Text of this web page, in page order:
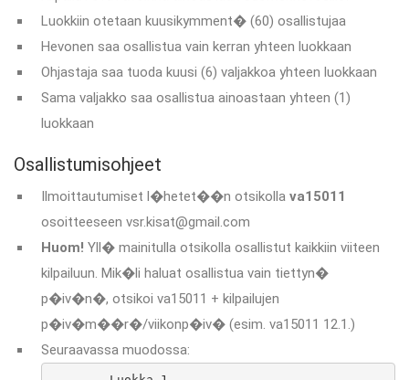
Luokkiin otetaan kuusikymment� (60) osallistujaa
Hevonen saa osallistua vain kerran yhteen luokkaan
Ohjastaja saa tuoda kuusi (6) valjakkoa yhteen luokkaan
Sama valjakko saa osallistua ainoastaan yhteen (1)
luokkaan
Osallistumisohjeet
Ilmoittautumiset l�hetet��n otsikolla va15011
osoitteeseen vsr.kisat@gmail.com
Huom! Yll� mainitulla otsikolla osallistut kaikkiin viiteen
kilpailuun. Mik�li haluat osallistua vain tiettyn�
p�iv�n�, otsikoi va15011 + kilpailujen
p�iv�m��r�/viikonp�iv� (esim. va15011 12.1.)
Seuraavassa muodossa: